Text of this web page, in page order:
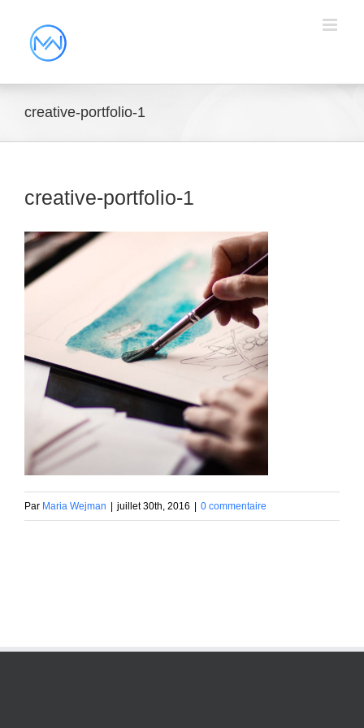
creative-portfolio-1
creative-portfolio-1
Par Maria Wejman juillet 30th, 2016 0 commentaire